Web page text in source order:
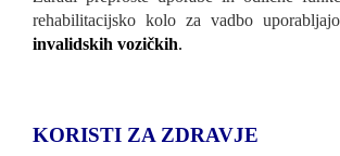
rehabilitacijsko kolo za vadbo
invalidskih vozičkih.
KORISTI ZA ZDRAVJE